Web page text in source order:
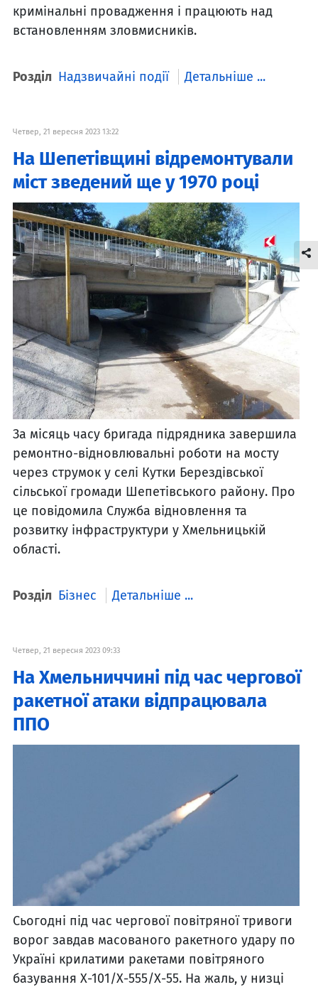
кримінальні провадження і працюють над
встановленням зловмисників.
Розділ Надзвичайні події Детальніше ...
Четвер, 21 вересня 2023 13:22
На Шепетівщині відремонтували
міст зведений ще у 1970 році
За місяць часу бригада підрядника завершила
ремонтно-відновлювальні роботи на мосту
через струмок у селі Кутки Берездівської
сільської громади Шепетівського району. Про
це повідомила Служба відновлення та
розвитку інфраструктури у Хмельницькій
області.
Розділ Бізнес Детальніше ...
Четвер, 21 вересня 2023 09:33
На Хмельниччині під час чергової
ракетної атаки відпрацювала
ППО
Сьогодні під час чергової повітряної тривоги
ворог завдав масованого ракетного удару по
Україні крилатими ракетами повітряного
базування Х-101/Х-555/Х-55. На жаль, у низці